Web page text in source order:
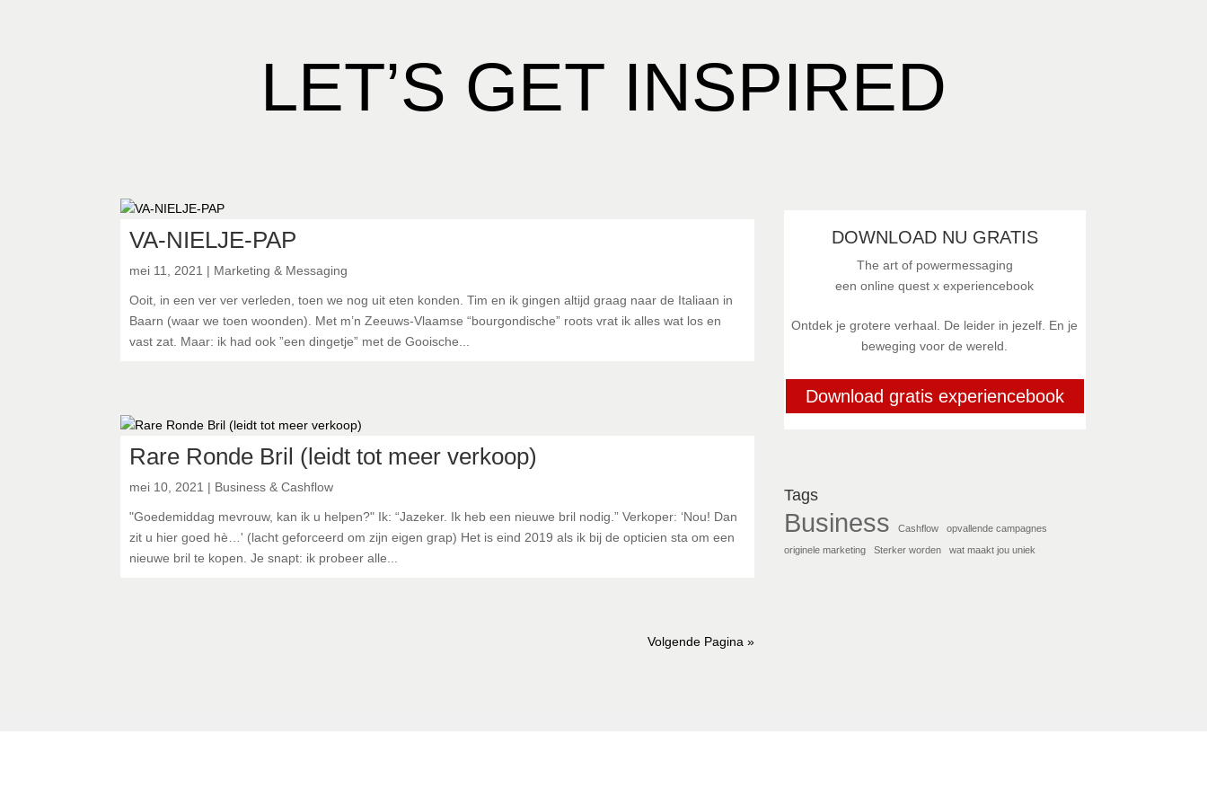
LET’S GET INSPIRED
VA-NIELJE-PAP
mei 11, 2021 | Marketing & Messaging
Ooit, in een ver ver verleden, toen we nog uit eten konden. Tim en ik gingen altijd graag naar de Italiaan in
Baarn (waar we toen woonden). Met m’n Zeeuws-Vlaamse “bourgondische” roots vrat ik alles wat los en
vast zat. Maar: ik had ook ”een dingetje” met de Gooische...
Rare Ronde Bril (leidt tot meer verkoop)
mei 10, 2021 | Business & Cashflow
"Goedemiddag mevrouw, kan ik u helpen?" Ik: “Jazeker. Ik heb een nieuwe bril nodig.” Verkoper: ‘Nou! Dan
zit u hier goed hè…' (lacht geforceerd om zijn eigen grap) Het is eind 2019 als ik bij de opticien sta om een
nieuwe bril te kopen. Je snapt: ik probeer alle...
Volgende Pagina »
DOWNLOAD NU GRATIS
The art of powermessaging
een online quest x experiencebook
Ontdek je grotere verhaal. De leider in jezelf. En je
beweging voor de wereld.
Download gratis experiencebook
Tags
Business Cashflow
opvallende campagnes
originele marketing
Sterker worden wat maakt jou uniek